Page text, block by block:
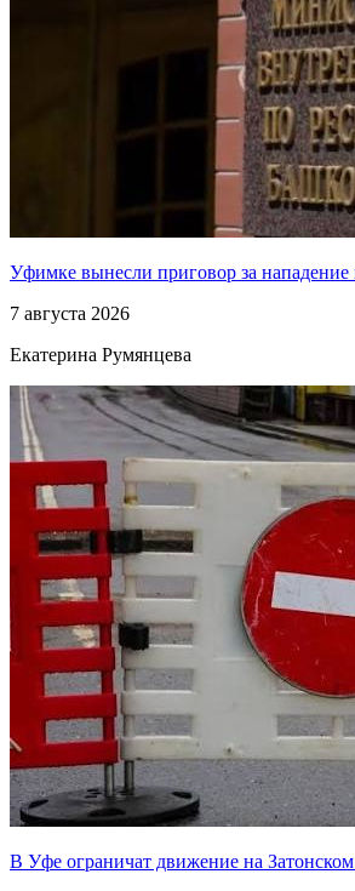
Уфимке вынесли приговор за нападение
7 августа 2026
Екатерина Румянцева
В Уфе ограничат движение на